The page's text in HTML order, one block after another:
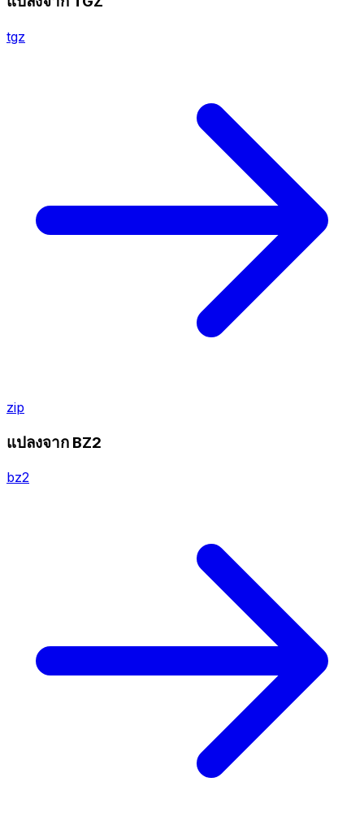
tgz
zip
แปลงจาก BZ2
bz2